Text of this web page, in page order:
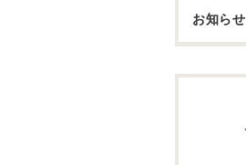
お知らせ